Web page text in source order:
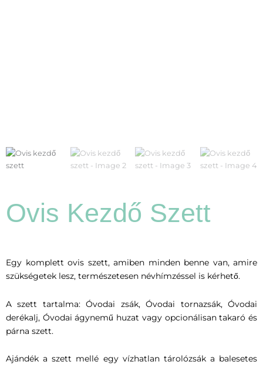
Ovis Kezdő Szett
Egy komplett ovis szett, amiben minden benne van, amire
szükségetek lesz, természetesen névhímzéssel is kérhető.
A szett tartalma: Óvodai zsák, Óvodai tornazsák, Óvodai
derékalj, Óvodai ágynemű huzat vagy opcionálisan takaró és
párna szett.
Ajándék a szett mellé egy vízhatlan tárolózsák a balesetes